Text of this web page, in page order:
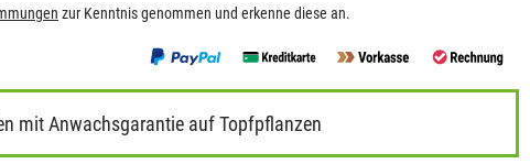
zur Kenntnis genommen und erkenne diese an.
mit Anwachsgarantie auf Topfpflanzen